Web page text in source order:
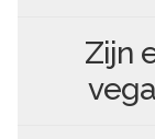
Zijn